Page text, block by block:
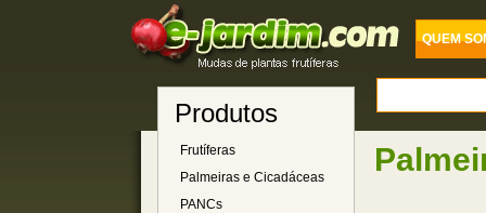
QUEM
Produtos
Frutíferas
Palmeiras e Cicadáceas
PANCs